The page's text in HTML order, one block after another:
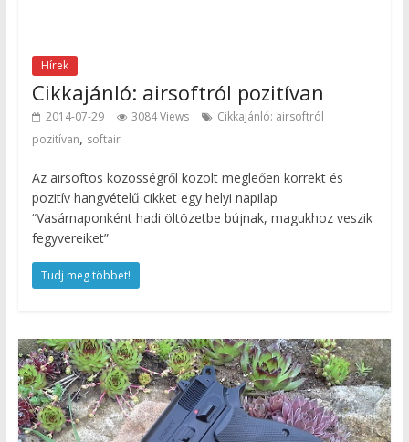
Hírek
Cikkajánló: airsoftról pozitívan
2014-07-29 3084 Views
Cikkajánló: airsoftról
pozitívan, softair
Az airsoftos közösségről közölt megleően korrekt és
pozitív hangvételű cikket egy helyi napilap
“Vasárnaponként hadi öltözetbe bújnak, magukhoz veszik
fegyvereiket”
Tudj meg többet!